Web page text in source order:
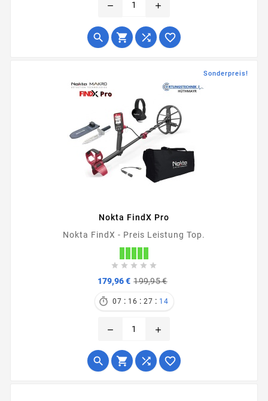
remove add
   
Sonderpreis!
Nokta FindX Pro
Nokta FindX - Preis Leistung Top.
    
179,96 € 199,95 €
 07 : 16 : 27 : 13
remove add
   